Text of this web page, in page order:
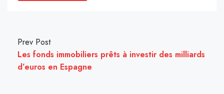
Prev Post
Les fonds immobiliers prêts à investir des milliards
d’euros en Espagne